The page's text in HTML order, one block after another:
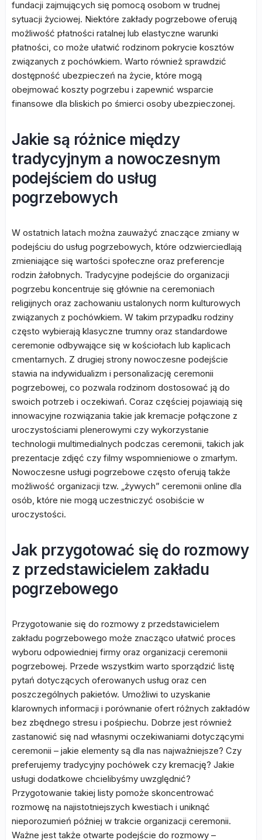
fundacji zajmujących się pomocą osobom w trudnej
sytuacji życiowej. Niektóre zakłady pogrzebowe oferują
możliwość płatności ratalnej lub elastyczne warunki
płatności, co może ułatwić rodzinom pokrycie kosztów
związanych z pochówkiem. Warto również sprawdzić
dostępność ubezpieczeń na życie, które mogą
obejmować koszty pogrzebu i zapewnić wsparcie
finansowe dla bliskich po śmierci osoby ubezpieczonej.
Jakie są różnice między
tradycyjnym a nowoczesnym
podejściem do usług
pogrzebowych
W ostatnich latach można zauważyć znaczące zmiany w
podejściu do usług pogrzebowych, które odzwierciedlają
zmieniające się wartości społeczne oraz preferencje
rodzin żałobnych. Tradycyjne podejście do organizacji
pogrzebu koncentruje się głównie na ceremoniach
religijnych oraz zachowaniu ustalonych norm kulturowych
związanych z pochówkiem. W takim przypadku rodziny
często wybierają klasyczne trumny oraz standardowe
ceremonie odbywające się w kościołach lub kaplicach
cmentarnych. Z drugiej strony nowoczesne podejście
stawia na indywidualizm i personalizację ceremonii
pogrzebowej, co pozwala rodzinom dostosować ją do
swoich potrzeb i oczekiwań. Coraz częściej pojawiają się
innowacyjne rozwiązania takie jak kremacje połączone z
uroczystościami plenerowymi czy wykorzystanie
technologii multimedialnych podczas ceremonii, takich jak
prezentacje zdjęć czy filmy wspomnieniowe o zmarłym.
Nowoczesne usługi pogrzebowe często oferują także
możliwość organizacji tzw. „żywych” ceremonii online dla
osób, które nie mogą uczestniczyć osobiście w
uroczystości.
Jak przygotować się do rozmowy
z przedstawicielem zakładu
pogrzebowego
Przygotowanie się do rozmowy z przedstawicielem
zakładu pogrzebowego może znacząco ułatwić proces
wyboru odpowiedniej firmy oraz organizacji ceremonii
pogrzebowej. Przede wszystkim warto sporządzić listę
pytań dotyczących oferowanych usług oraz cen
poszczególnych pakietów. Umożliwi to uzyskanie
klarownych informacji i porównanie ofert różnych zakładów
bez zbędnego stresu i pośpiechu. Dobrze jest również
zastanowić się nad własnymi oczekiwaniami dotyczącymi
ceremonii – jakie elementy są dla nas najważniejsze? Czy
preferujemy tradycyjny pochówek czy kremację? Jakie
usługi dodatkowe chcielibyśmy uwzględnić?
Przygotowanie takiej listy pomoże skoncentrować
rozmowę na najistotniejszych kwestiach i uniknąć
nieporozumień później w trakcie organizacji ceremonii.
Ważne jest także otwarte podejście do rozmowy –